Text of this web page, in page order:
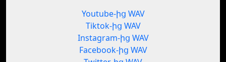
Youtube-ից WAV
Tiktok-ից WAV
Instagram-ից WAV
Facebook-ից WAV